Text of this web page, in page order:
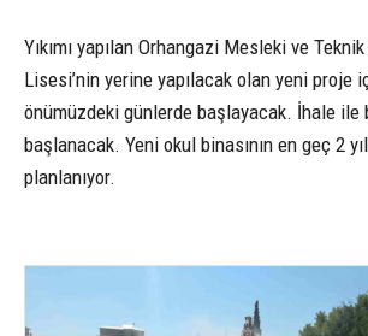
Yıkımı yapılan Orhangazi Mesleki ve
Lisesi’nin yerine yapılacak olan yeni proje
önümüzdeki günlerde başlayacak. İhale
başlanacak. Yeni okul binasının en geç 2
planlanıyor.